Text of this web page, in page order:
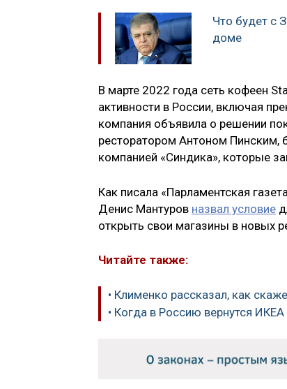
Что будет с
доме
В марте 2022 года сеть кофеен
активности в России, включая
компания объявила о решении
ресторатором Антоном
компанией «Синдика», которые
Как писала «Парламентская
Денис Мантуров назвал условие
открыть свои магазины в новых
Читайте также:
• Клименко рассказал, как
• Когда в Россию вернутся